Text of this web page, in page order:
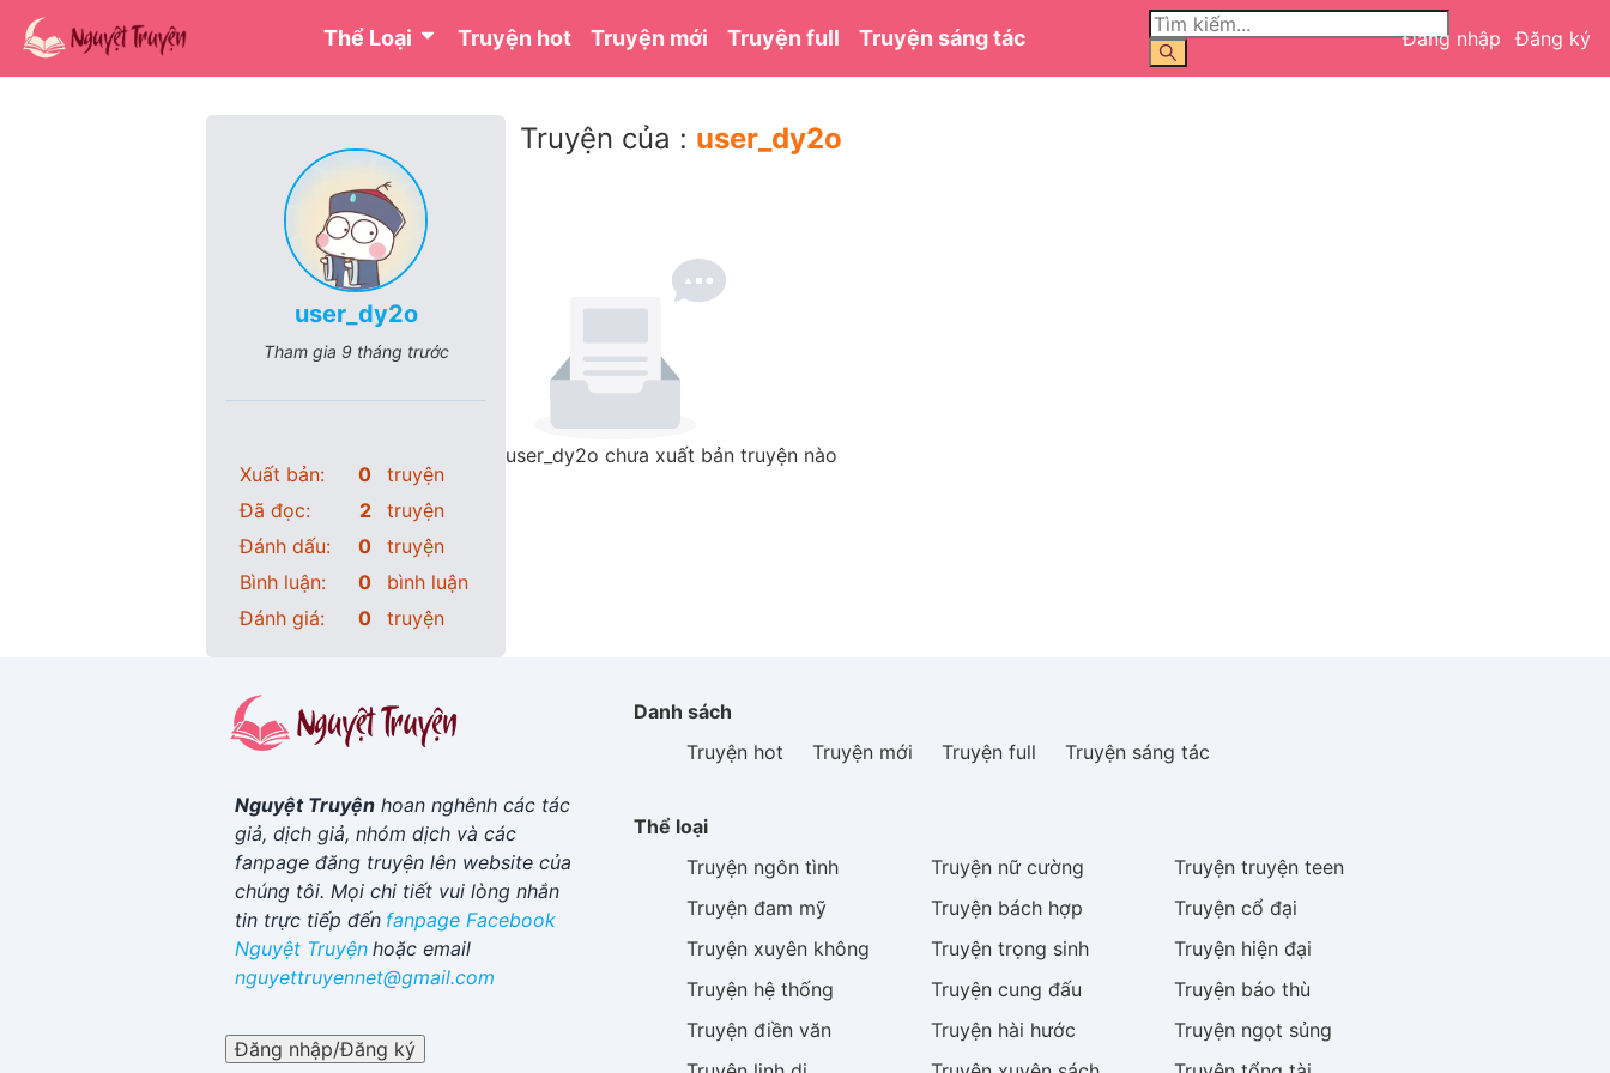
Thể Loại Truyện hot Truyện mới Truyện full Truyện sáng tác Đăng nhập Đăng ký
user_dy2o
Tham gia 9 tháng trước
Xuất bản: 0
truyện
Đã đọc:
2
truyện
Đánh dấu:
0
truyện
Bình luận:
0
bình luận
Đánh giá:
0 truyện
Truyện của : user_dy2o
user_dy2o chưa xuất bản truyện nào
Nguyệt Truyện hoan nghênh các tác
giả, dịch giả, nhóm dịch và các
fanpage đăng truyện lên website của
chúng tôi. Mọi chi tiết vui lòng nhắn
tin trực tiếp đến fanpage Facebook
Nguyệt Truyện hoặc email
nguyettruyennet@gmail.com
Đăng nhập/Đăng ký
Danh sách
Truyện hot
Truyện mới Truyện full Truyện sáng tác
Thể loại
Truyện ngôn tình Truyện nữ cường Truyệntruyện teen
Truyệnđam mỹ Truyện bách hợp Truyệncổ đại
Truyện xuyên không Truyện trọng sinh Truyện hiện đại
Truyện hệ thống Truyện cung đấu Truyện báo thù
Truyệnđiền văn Truyện hài hước Truyện ngọt sủng